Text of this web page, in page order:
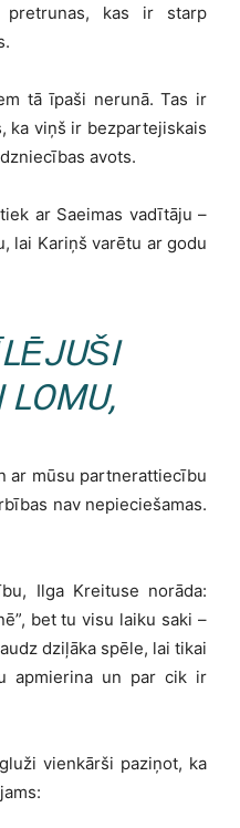
kas ir starp
tā īpaši nerunā. Tas ir
ka viņš ir bezpartejiskais
avots.
ar Saeimas vadītāju –
lai Kariņš varētu ar godu
ar mūsu partnerattiecību
nav nepieciešamas.
Ilga Kreituse norāda:
bet tu visu laiku saki –
dziļāka spēle, lai tikai
apmierina un par cik ir
vienkārši paziņot, ka